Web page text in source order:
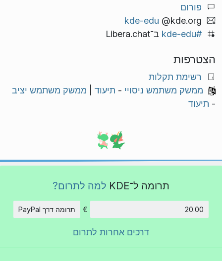
פורום
kde-edu @kde.org
#kde-edu
ב־Libera.chat
הצטרפות
רשימת תקלות
ממשק משתמש ניסויי - תיעוד
ממשק משתמש יציב
- תיעוד
תרומה ל־KDE למה לתרום?
€ תרומה דרך PayPal
דרכים אחרות לתרום